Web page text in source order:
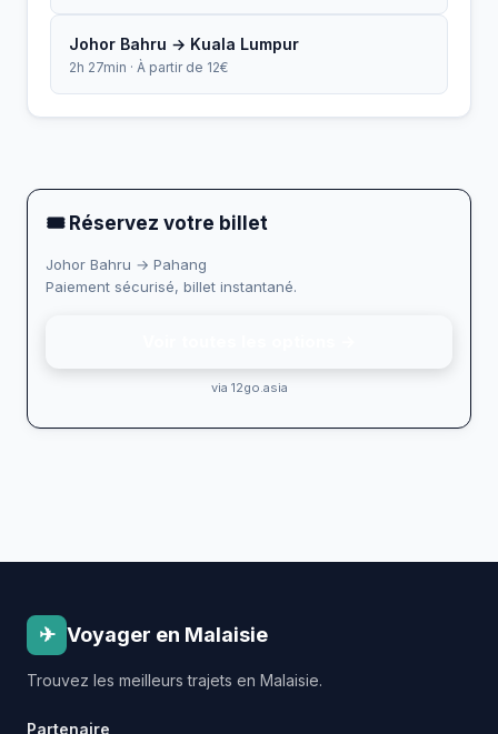
Johor Bahru → Kuala Lumpur
2h 27min · À partir de 12€
🎟 Réservez votre billet
Johor Bahru → Pahang
Paiement sécurisé, billet instantané.
via 12go.asia
✈ Voyager en Malaisie
Trouvez les meilleurs trajets en Malaisie.
Partenaire